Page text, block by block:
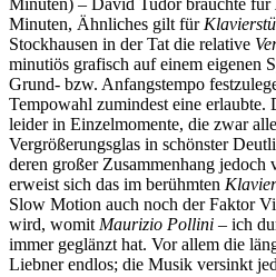
Minuten, Ähnliches gilt für
Stockhausen in der Tat die relative
minutiös grafisch auf einem eigenen
Grund- bzw. Anfangstempo
Tempowahl zumindest eine erlaubte.
leider in Einzelmomente, die zwar
Vergrößerungsglas in schönster
deren großer Zusammenhang
erweist sich das im berühmten
Slow Motion auch noch der Faktor
wird, womit Maurizio Pollini – ich
immer geglänzt hat. Vor allem die
Liebner endlos; die Musik versinkt